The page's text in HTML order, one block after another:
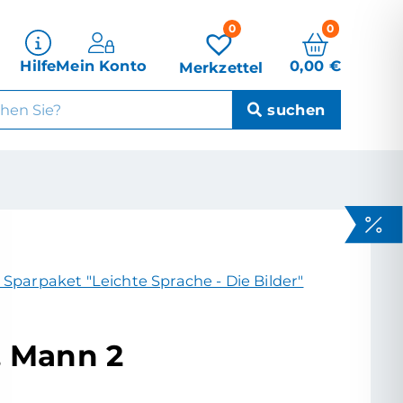
HilfeMein Konto Merkzettel
0
0,00 €
0
"Leichte Sprache - Die Bilder"
2